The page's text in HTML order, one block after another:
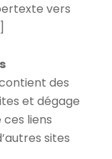
vers
des
et dégage
liens
sites